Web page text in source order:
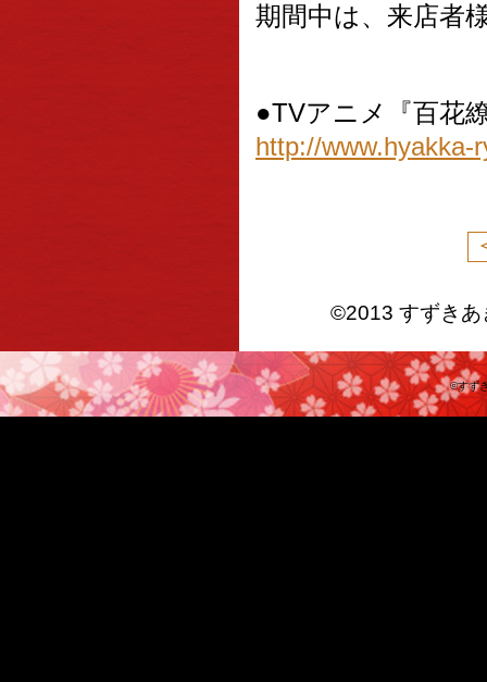
期間中は、来店者
●TVアニメ『百花
http://www.hyakka-
©2013 すずきあ
©すず